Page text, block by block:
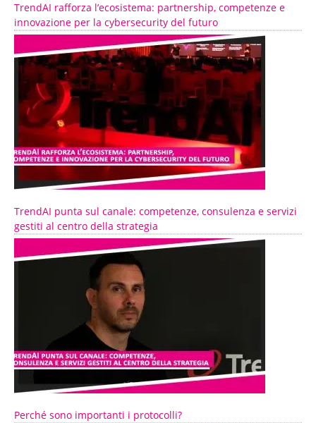
TrendAI rafforza l’ecosistema: partnership, competenze e
innovazione per la cybersecurity del futuro
TrendAI punta sul canale: competenze, consulenza e servizi
gestiti al centro della strategia
Perché sono importanti i protocolli?